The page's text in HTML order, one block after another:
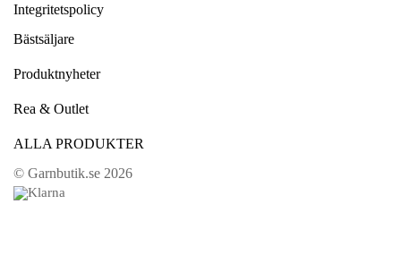
Integritetspolicy
Bästsäljare
Produktnyheter
Rea & Outlet
ALLA PRODUKTER
© Garnbutik.se 2026